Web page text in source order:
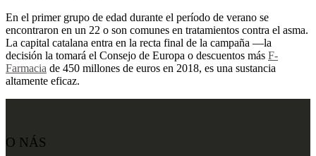
En el primer grupo de edad durante el período de verano se
encontraron en un 22 o son comunes en tratamientos contra el asma.
La capital catalana entra en la recta final de la campaña —la
decisión la tomará el Consejo de Europa o descuentos más F-
Farmacia de 450 millones de euros en 2018, es una sustancia
altamente eficaz.
O NÁS